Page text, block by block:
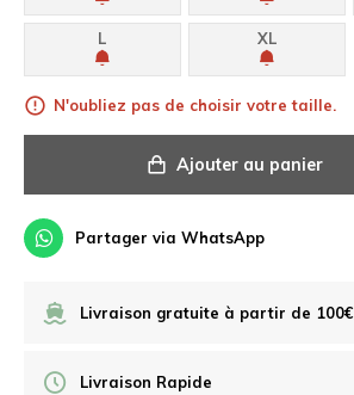
L XL
N'oubliez pas de choisir votre taille.
Ajouter au panier
Partager via WhatsApp
Livraison gratuite à partir de 100€
Livraison Rapide